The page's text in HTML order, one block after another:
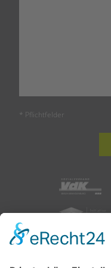
* Pflichtfelder